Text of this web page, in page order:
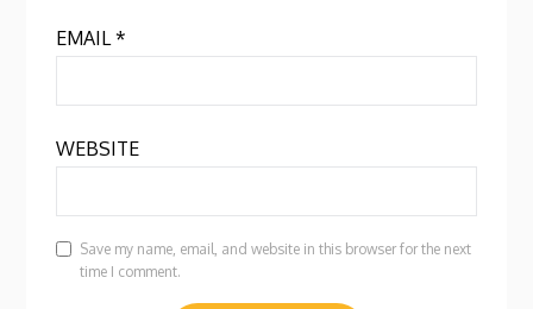
EMAIL*
WEBSITE
Save my name, email, and website in this browser for the next
time I comment.